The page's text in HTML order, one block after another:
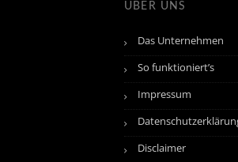
ÜBER UNS
Das Unternehmen
So funktioniert’s
Impressum
Disclaimer